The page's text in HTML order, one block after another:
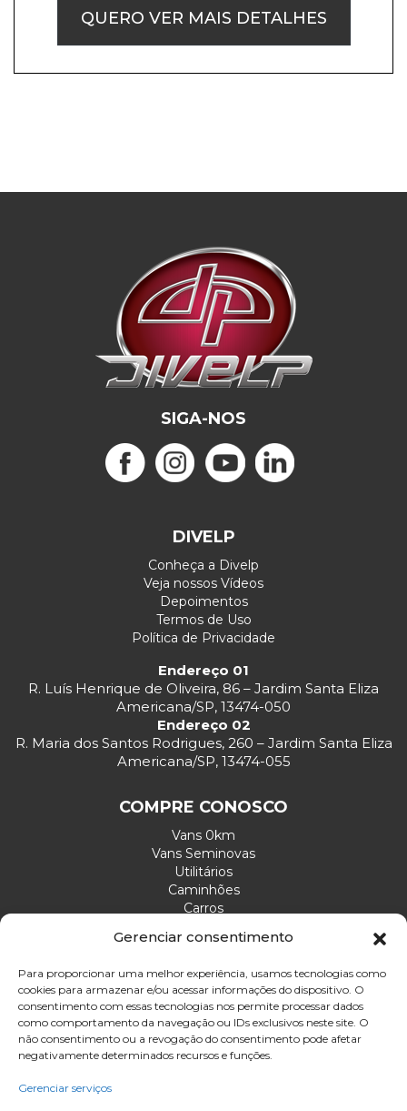
Gerenciar consentimento
Para proporcionar uma melhor experiência, usamos tecnologias como
cookies para armazenar e/ou acessar informações do dispositivo. O
consentimento com essas tecnologias nos permite processar dados
como comportamento da navegação ou IDs exclusivos neste site. O
não consentimento ou a revogação do consentimento pode afetar
negativamente determinados recursos e funções.
Gerenciar serviços
QUERO VER MAIS DETALHES
SIGA-NOS
DIVELP
Conheça a Divelp
Veja nossos Vídeos
Depoimentos
Termos de Uso
Política de Privacidade
Endereço 01
R. Luís Henrique de Oliveira, 86 – Jardim Santa Eliza
Americana/SP, 13474-050
Endereço 02
R. Maria dos Santos Rodrigues, 260 – Jardim Santa Eliza
Americana/SP, 13474-055
COMPRE CONOSCO
Vans 0km
Vans Seminovas
Utilitários
Caminhões
Carros
Envie sua mensagem
Ligue agora: (19) 3465-3215
Email: divelp@divelp.com.br